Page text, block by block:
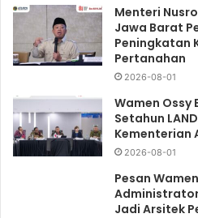
Menteri
Jawa Barat
Peningkatan
Pertanahan
2026-08-01
Wamen Ossy
Setahun
Kementerian
2026-08-01
Pesan
Administrator
Jadi Arsitek